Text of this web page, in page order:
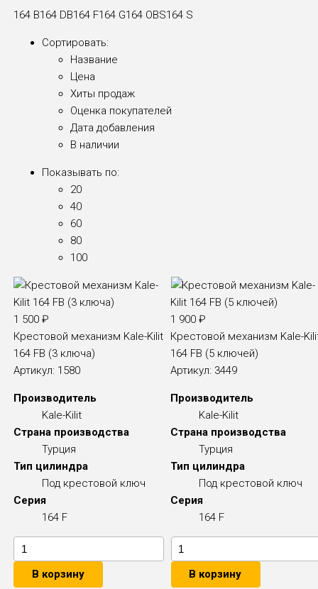
164 B164 DB164 F164 G164 OBS164 S
Сортировать:
Название
Цена
Хиты продаж
Оценка покупателей
Дата добавления
В наличии
Показывать по:
20
40
60
80
100
1 500₽
Крестовой механизм Kale-Kilit
164 FB (3 ключа)
Артикул: 1580
Производитель
Kale-Kilit
Страна производства
Турция
Тип цилиндра
Под крестовой ключ
Серия
164 F
В корзину
1 900₽
Крестовой механизм Kale-
164 FB (5 ключей)
Артикул: 3449
Производитель
Kale-Kilit
Страна производства
Турция
Тип цилиндра
Под крестовой ключ
Серия
164 F
В корзину